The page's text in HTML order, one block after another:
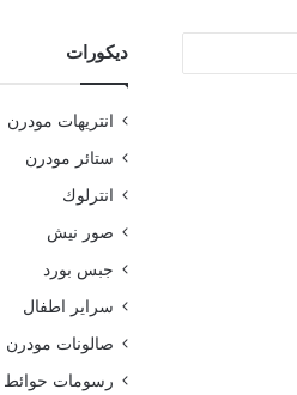
ديكورات
انتريهات مودرن
ستائر مودرن
انترلوك
صور نيش
جبس بورد
سراير اطفال
صالونات مودرن
رسومات حوائط